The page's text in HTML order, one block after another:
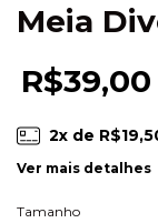
Meia
R$39,00
2x de
Ver mais detalhes
Tamanho